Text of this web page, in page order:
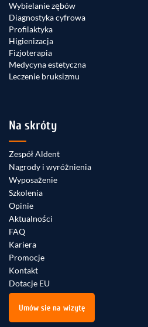
Wybielanie zębów
Diagnostyka cyfrowa
Profilaktyka
Higienizacja
Fizjoterapia
Medycyna estetyczna
Leczenie bruksizmu
Na skróty
Zespół Aldent
Nagrody i wyróżnienia
Wyposażenie
Szkolenia
Opinie
Aktualności
FAQ
Kariera
Promocje
Kontakt
Dotacje EU
Umów sie na wizytę